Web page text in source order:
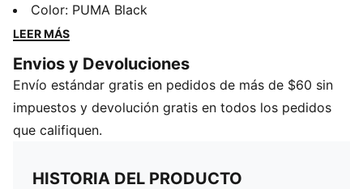
barril y su gruesa correa de hombro a dos colores.
Lleva lo esencial en el compartimento principal y
convertila en un llamativo estuche que atraerá todas
las miradas en tus salidas nocturnas.
CARACTERÍSTICAS Y BENEFICIOS
Producto fabricado con al menos un 50% de
Diseño en forma de barril
Color: PUMA Black
LEER MÁS
Envios y Devoluciones
Envío estándar gratis en pedidos de más de $60 sin
impuestos y devolución gratis en todos los pedidos
que califiquen.
HISTORIA DEL PRODUCTO